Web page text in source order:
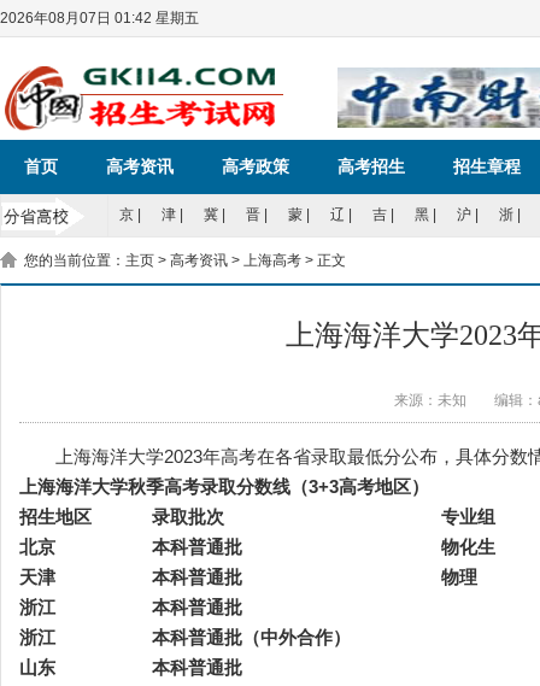
2026年08月07日 01:42 星期五
首页 高考资讯 高考政策 高考招生 招生章程
京| 津| 冀| 晋| 蒙| 辽 吉| 黑| 沪| 浙|
您的当前位置： 主页 > 高考资讯 > 上海高考 > 正文
上海海洋大学2023
来源：未知 编辑
上海海洋大学2023年高考在各省录取最低分公布，具体分数
上海海洋大学秋季高考录取分数线（3+3高考地区）
招生地区
录取批次
专业组
北京
本科普通批
物化生
天津
本科普通批
物理
浙江
本科普通批
浙江
本科普通批（中外合作）
山东
本科普通批